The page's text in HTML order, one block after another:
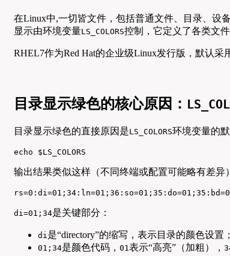
在Linux中,一切皆文件，包括普通文件、目录、设
显示由环境变量LS_COLORS控制，它定义了各类文
RHEL7作为Red Hat的企业级Linux发行版，默认
目录显示绿色的核心原因：
目录显示绿色的直接原因是LS_COLORS环境变量的
echo $LS_COLORS
输出结果类似这样（不同终端或配置可能略有差异
di=01;34是关键部分：
di是“directory”的缩写，表示目录的颜色设置；
01;34是颜色代码， 01表示“高亮”（加粗），